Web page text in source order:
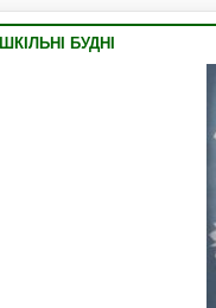
ШКІЛЬНІ БУДНІ